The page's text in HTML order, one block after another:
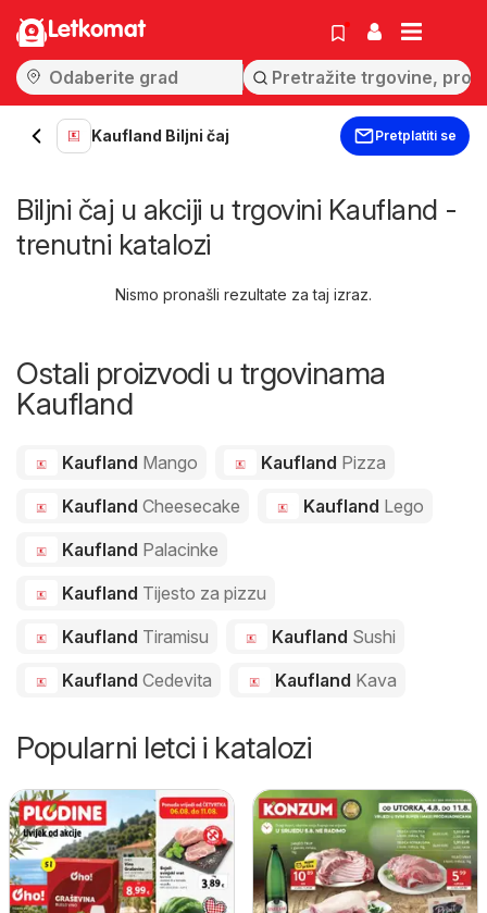
Letkomat
Kaufland Biljni čaj Pretplatiti se
Biljni čaj u akciji u trgovini Kaufland -
trenutni katalozi
Nismo pronašli rezultate za taj izraz.
Ostali proizvodi u trgovinama
Kaufland
Kaufland Mango Kaufland Pizza
Kaufland Cheesecake Kaufland Lego
Kaufland Palacinke
Kaufland Tijesto za pizzu
Kaufland Tiramisu Kaufland Sushi
Kaufland Cedevita Kaufland Kava
Popularni letci i katalozi